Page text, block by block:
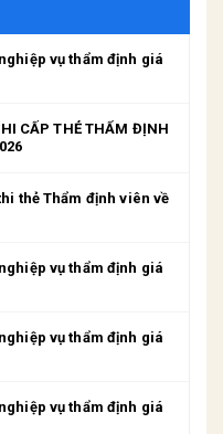
vụ thẩm định giá
CẤP THẺ THẨM ĐỊNH
thẻ Thẩm định viên về
vụ thẩm định giá
vụ thẩm định giá
vụ thẩm định giá